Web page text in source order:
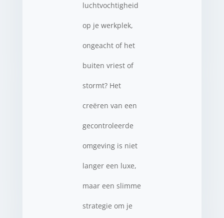
luchtvochtigheid
op je werkplek,
ongeacht of het
buiten vriest of
stormt? Het
creëren van een
gecontroleerde
omgeving is niet
langer een luxe,
maar een slimme
strategie om je